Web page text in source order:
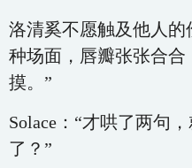
洛清奚不愿触及他人
种场面，唇瓣张张合合
摸。”
Solace：“才哄了两句
了？”